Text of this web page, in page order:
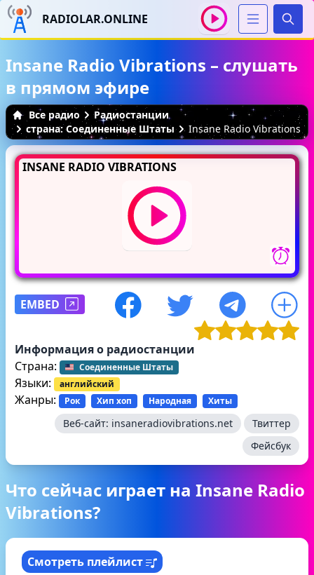
RADIOLAR.ONLINE
Insane Radio Vibrations – слушать
в прямом эфире
Все радио
Радиостанции
страна: Соединенные Штаты
Insane Radio Vibrations
INSANE RADIO VIBRATIONS
EMBED
Информация о радиостанции
Страна:
Соединенные Штаты
Языки: английский
Жанры: Рок Хип хоп Народная Хиты
Веб-сайт: insaneradiovibrations.net
Твиттер
Фейсбук
Что сейчас играет на Insane Radio
Vibrations?
Смотреть плейлист